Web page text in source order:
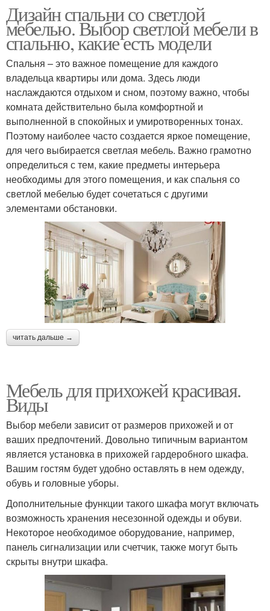
Дизайн спальни со светлой
мебелью. Выбор светлой мебели в
спальню, какие есть модели
Спальня – это важное помещение для каждого
владельца квартиры или дома. Здесь люди
наслаждаются отдыхом и сном, поэтому важно, чтобы
комната действительно была комфортной и
выполненной в спокойных и умиротворенных тонах.
Поэтому наиболее часто создается яркое помещение,
для чего выбирается светлая мебель. Важно грамотно
определиться с тем, какие предметы интерьера
необходимы для этого помещения, и как спальня со
светлой мебелью будет сочетаться с другими
элементами обстановки.
читать дальше →
Мебель для прихожей красивая.
Виды
Выбор мебели зависит от размеров прихожей и от
ваших предпочтений. Довольно типичным вариантом
является установка в прихожей гардеробного шкафа.
Вашим гостям будет удобно оставлять в нем одежду,
обувь и головные уборы.
Дополнительные функции такого шкафа могут включать
возможность хранения несезонной одежды и обуви.
Некоторое необходимое оборудование, например,
панель сигнализации или счетчик, также могут быть
скрыты внутри шкафа.